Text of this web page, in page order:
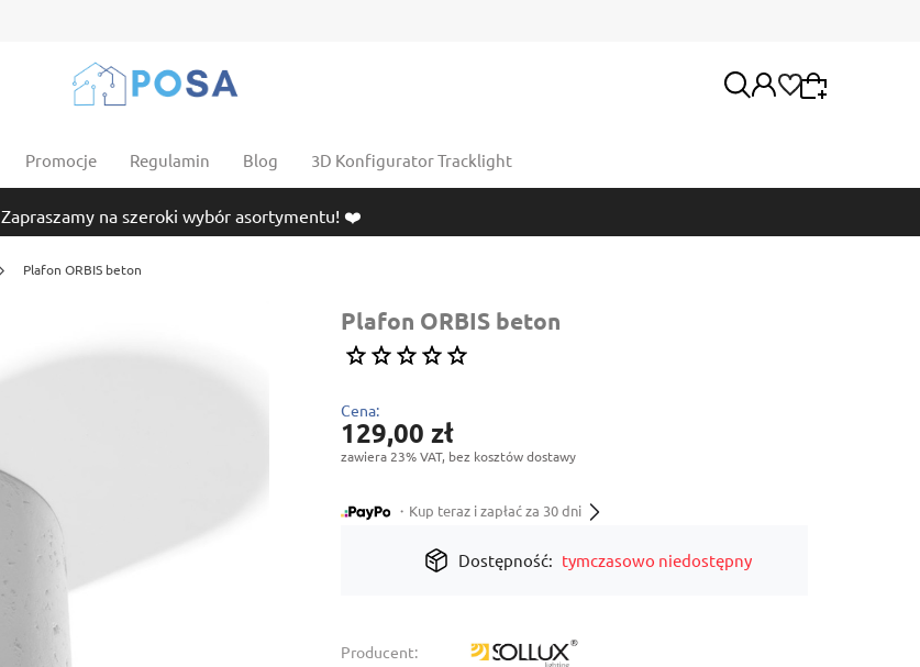
Promocje Regulamin Blog 3D Konfigurator Tracklight
Zapraszamy na szeroki wybór asortymentu! ❤️
Plafon ORBIS beton
Plafon ORBIS beton
Cena:
129,00 zł
zawiera 23% VAT, bez kosztów dostawy
・Kup teraz i zapłać za 30 dni
Dostępność: tymczasowo niedostępny Dostępność: tymczasowo niedostępny
Producent: